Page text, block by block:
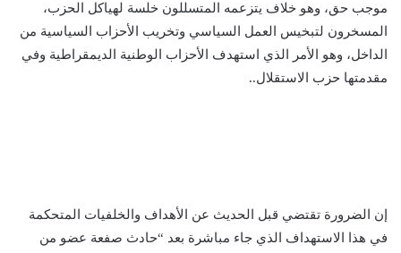
موجب حق، وهو خلاف يتزعمه المتسللون خلسة لهياكل الحزب،
المسخرون لتبخيس العمل السياسي وتخريب الأحزاب السياسية من
الداخل، وهو الأمر الذي استهدف الأحزاب الوطنية الديمقراطية وفي
مقدمتها حزب الاستقلال..
إن الضرورة تقتضي قبل الحديث عن الأهداف والخلفيات المتحكمة
في هذا الاستهداف الذي جاء مباشرة بعد “حادث صفعة عضو من